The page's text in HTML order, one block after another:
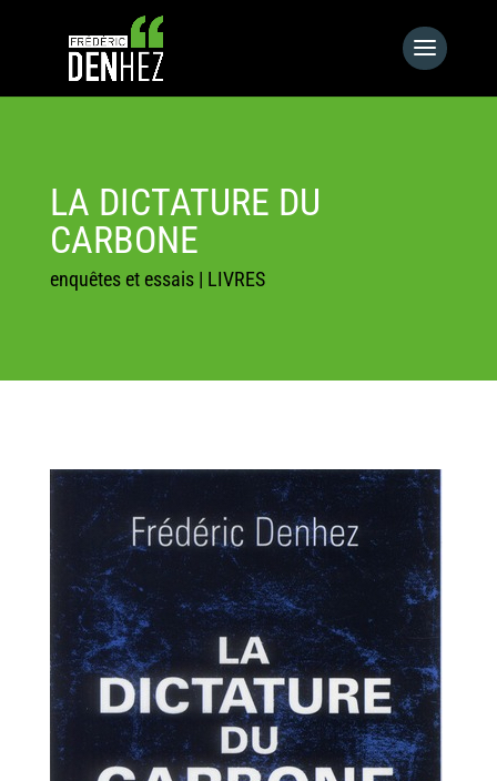
LA DICTATURE DU
CARBONE
enquêtes et essais| LIVRES